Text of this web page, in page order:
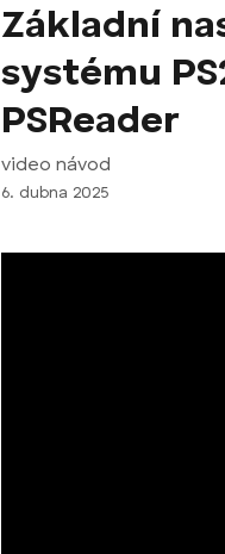
Základní
systému
PSReader
video návod
6. dubna 2025